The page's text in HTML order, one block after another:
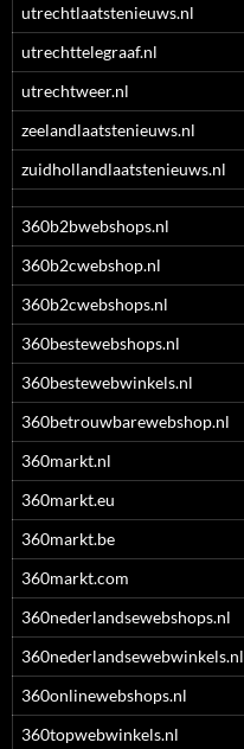
utrechtlaatstenieuws.nl
utrechttelegraaf.nl
utrechtweer.nl
zeelandlaatstenieuws.nl
zuidhollandlaatstenieuws.nl
360b2bwebshops.nl
360b2cwebshop.nl
360b2cwebshops.nl
360bestewebshops.nl
360bestewebwinkels.nl
360betrouwbarewebshop.nl
360markt.nl
360markt.eu
360markt.be
360markt.com
360nederlandsewebshops.nl
360nederlandsewebwinkels.nl
360onlinewebshops.nl
360topwebwinkels.nl